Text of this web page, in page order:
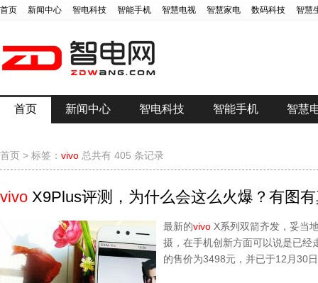
首页 新闻中心 智电科技 智能手机 智慧电视 智慧家电 数码科技 智慧
首页 新闻中心 智电科技 智能手机 智慧
首页 > 标签： vivo 总共有 405 条记录
vivo X9Plus评测，为什么会这么火爆？有图
最新的vivo X系列双箭齐发，妥当
摄，在手机创新方面可以说是已经
的售价为3498元，并已于12月30